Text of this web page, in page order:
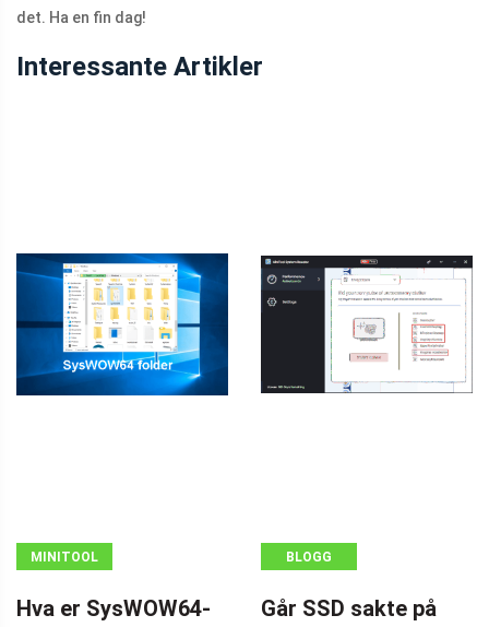
det. Ha en fin dag!
Interessante Artikler
MINITOOL
Hva er SysWOW64-
BLOGG
Går SSD sakte på